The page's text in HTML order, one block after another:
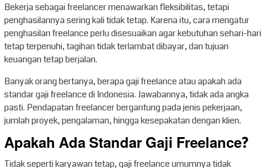
Bekerja sebagai freelancer menawarkan fleksibilitas, tetapi
penghasilannya sering kali tidak tetap. Karena itu, cara mengatur
penghasilan freelance perlu disesuaikan agar kebutuhan sehari-hari
tetap terpenuhi, tagihan tidak terlambat dibayar, dan tujuan
keuangan tetap berjalan.
Banyak orang bertanya, berapa gaji freelance atau apakah ada
standar gaji freelance di Indonesia. Jawabannya, tidak ada angka
pasti. Pendapatan freelancer bergantung pada jenis pekerjaan,
jumlah proyek, pengalaman, hingga kesepakatan dengan klien.
Apakah Ada Standar Gaji Freelance?
Tidak seperti karyawan tetap, gaji freelance umumnya tidak